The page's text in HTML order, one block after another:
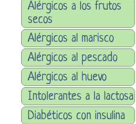
Alérgicos a los frutos
secos
Alérgicos al marisco
Alérgicos al pescado
Alérgicos al huevo
Intolerantes a la lactosa
Diabéticos con insulina